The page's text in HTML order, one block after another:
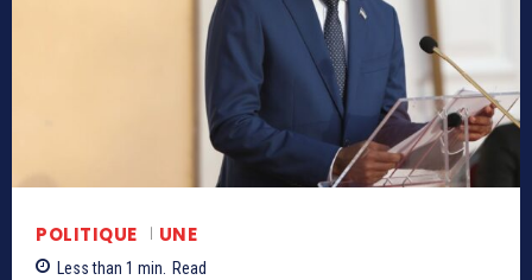
POLITIQUE UNE
Less than 1 min. Read